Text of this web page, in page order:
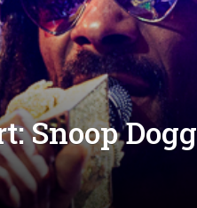
Snoop Dogg